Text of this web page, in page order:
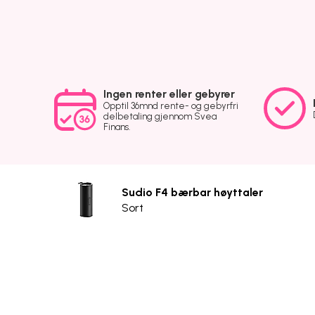
Ingen renter eller gebyrer
Opptil 36mnd rente- og gebyrfri
delbetaling gjennom Svea
Finans.
Sudio F4 bærbar høyttaler
Sort